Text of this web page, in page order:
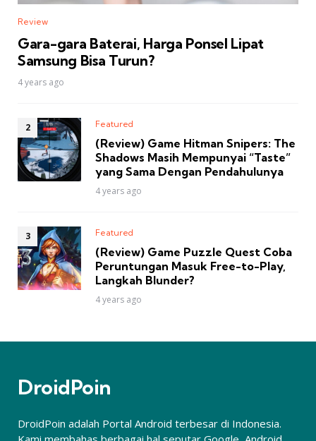
Review
Gara-gara Baterai, Harga Ponsel Lipat
Samsung Bisa Turun?
4 years ago
Featured
(Review) Game Hitman Snipers: The
Shadows Masih Mempunyai “Taste”
yang Sama Dengan Pendahulunya
4 years ago
Featured
(Review) Game Puzzle Quest Coba
Peruntungan Masuk Free-to-Play,
Langkah Blunder?
4 years ago
DroidPoin
DroidPoin adalah Portal Android terbesar di Indonesia.